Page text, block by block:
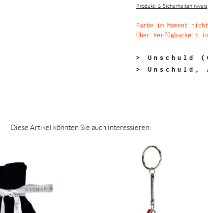
Produkt- & Sicherheitshinweis
Farbe im Moment
Über Verfügbarkeit
> Unschuld
> Unschuld,
Diese Artikel könnten Sie auch interessieren: